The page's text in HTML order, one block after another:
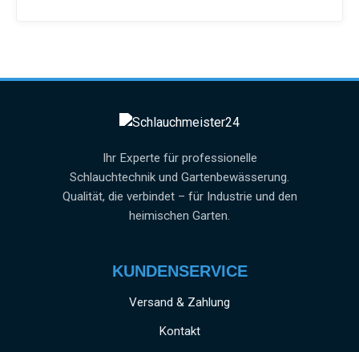
Ihr Experte für professionelle
Schlauchtechnik und Gartenbewässerung.
Qualität, die verbindet – für Industrie und den
heimischen Garten.
KUNDENSERVICE
Versand & Zahlung
Kontakt